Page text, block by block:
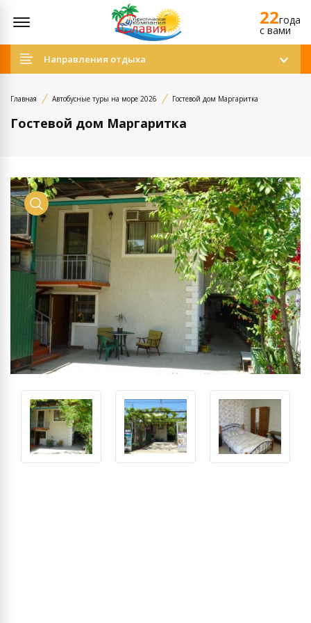
22года
c вами
Направления отдыха
Главная Автобусные туры на море 2026 Гостевой дом Маргаритка
Гостевой дом Маргаритка
Просмотр